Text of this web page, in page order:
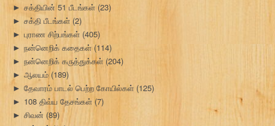
► சக்தியின் 51 பீடங்கள் (23)
► சக்தி பீடங்கள் (2)
► புராண சிற்பங்கள் (405)
► நன்னெறிக் கதைகள்(114)
► நன்னெறிக் கருத்துக்கள் (204)
► ஆலயம்(189)
► தேவாரம் பாடல் பெற்ற கோயில்கள் (125)
► 108 திவ்ய தேசங்கள் (7)
► சிவன் (89)